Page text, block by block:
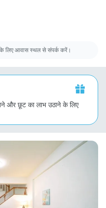
के लिए आवास स्थल से संपर्क करें।
और छूट का लाभ उठाने के लिए